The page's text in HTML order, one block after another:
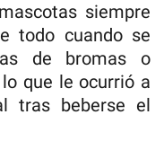
siempre
todo cuando se
de bromas o
que le ocurrió a
tras beberse el